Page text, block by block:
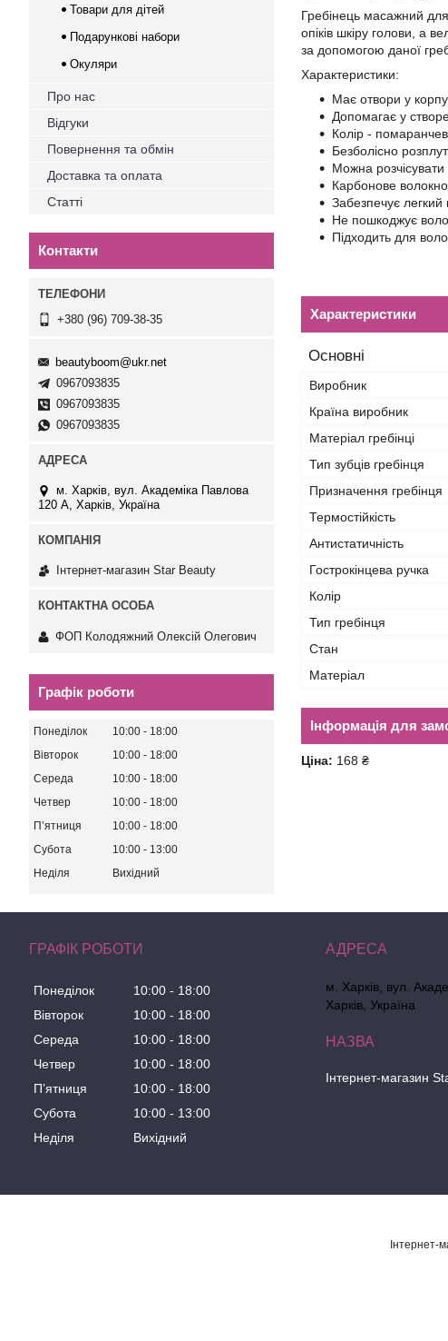
Гребінець масажний для
опіків шкіру голови, а
за допомогою даної
Характеристики:
Має отвори у
Допомагає у
Колір -
Безболісно
Можна
Карбонове
Забезпечує
Не пошкоджує
Підходить для
Характеристики
Основні
Виробник
Країна виробник
Матеріал гребінці
Тип зубців гребінця
Призначення гребінця
Термостійкість
Антистатичність
Гострокінцева ручка
Колір
Тип гребінця
Стан
Матеріал
Інформація для
Ціна: 168 ₴
Товари для дітей
Подарункові набори
Окуляри
Про нас
Відгуки
Повернення та обмін
Доставка та оплата
Статті
Контакти
+380 (96) 709-38-35
beautyboom@ukr.net
0967093835
0967093835
0967093835
м. Харків, вул. Академіка Павлова
120 А, Харків, Україна
Інтернет-магазин Star Beauty
ФОП Колодяжний Олексій Олегович
Графік роботи
Понеділок 10:00
18:00
Вівторок
10:00
18:00
Середа
10:00
18:00
Четвер
10:00
18:00
Пʼятниця
10:00
18:00
Субота
10:00
13:00
Неділя
Вихідний
ГРАФІК РОБОТИ
Понеділок 10:00
18:00
Вівторок
10:00
18:00
Середа
10:00
18:00
Четвер
10:00
18:00
Пʼятниця
10:00
18:00
Субота
10:00
13:00
Неділя
Вихідний
м. Харків, вул.
Харків, Україна
Інтернет-магазин